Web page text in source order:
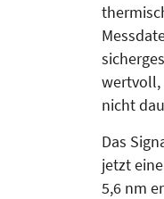
wertvoll,
nicht
Das
jetzt
5,6 nm